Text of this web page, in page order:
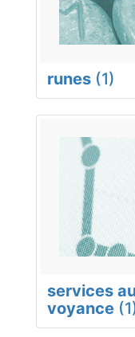
runes (1)
services
voyance